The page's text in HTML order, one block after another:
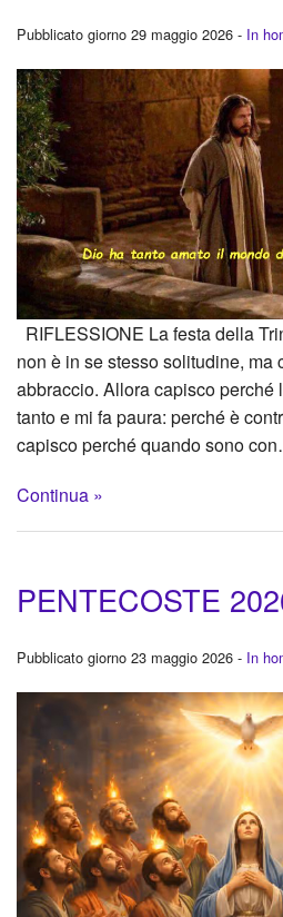
Pubblicato giorno 29 maggio 2026 - In
RIFLESSIONE La festa della
non è in se stesso solitudine, ma
abbraccio. Allora capisco perché
tanto e mi fa paura: perché è
capisco perché quando sono
Continua »
PENTECOSTE
Pubblicato giorno 23 maggio 2026 - In